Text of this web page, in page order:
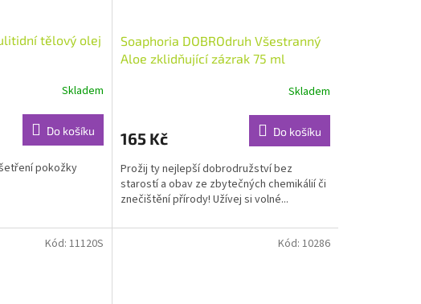
tělový olej
Skladem
Do košíku
pokožky
Soaphoria DOBROdruh Všestranný
Aloe zklidňující zázrak 75 ml
je
z
5
hvězdiček.
Skladem
165 Kč Do košíku
Prožij ty nejlepší dobrodružství bez
starostí a obav ze zbytečných chemikálií či
znečištění přírody! Užívej si volné...
Kód: 11120S Kód: 10286